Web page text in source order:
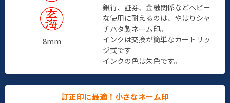
8mm
銀行、証券、金融関係などヘビー
な使用に耐えるのは、やはりシャ
チハタ製ネーム印。
インクは交換が簡単なカートリッ
ジ式です
インクの色は朱色です。
訂正印に最適！小さなネーム印